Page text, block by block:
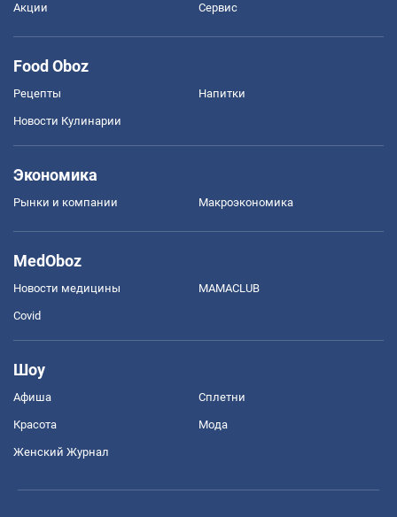
Акции Сервис
Food Oboz
Рецепты Напитки
Новости Кулинарии
Экономика
Рынки и компании Mакроэкономика
MedOboz
Новости медицины MAMACLUB
Covid
Шоу
Афиша Сплетни
Красота Мода
Женский Журнал